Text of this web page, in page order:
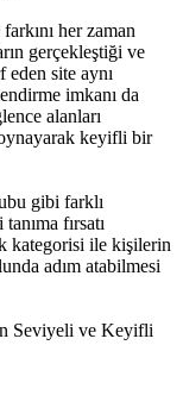
her zaman
gerçekleştiği ve
eden site aynı
imkanı da
alanları
keyifli bir
gibi farklı
fırsatı
kategorisi ile kişilerin
adım atabilmesi
Seviyeli ve Keyifli